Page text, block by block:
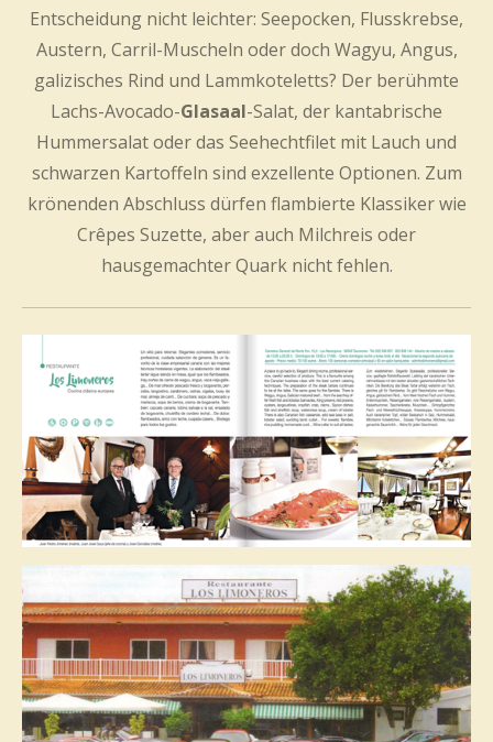
Entscheidung nicht leichter: Seepocken, Flusskrebse,
Austern, Carril-Muscheln oder doch Wagyu, Angus,
galizisches Rind und Lammkoteletts? Der berühmte
Lachs-Avocado-Glasaal-Salat, der kantabrische
Hummersalat oder das Seehechtfilet mit Lauch und
schwarzen Kartoffeln sind exzellente Optionen. Zum
krönenden Abschluss dürfen flambierte Klassiker wie
Crêpes Suzette, aber auch Milchreis oder
hausgemachter Quark nicht fehlen.